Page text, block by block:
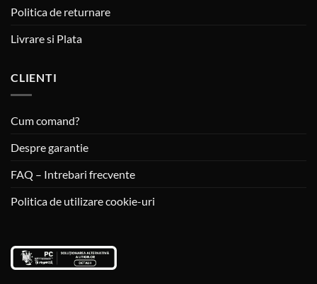
Politica de returnare
Livrare si Plata
CLIENTI
Cum comand?
Despre garantie
FAQ – Intrebari frecvente
Politica de utilizare cookie-uri